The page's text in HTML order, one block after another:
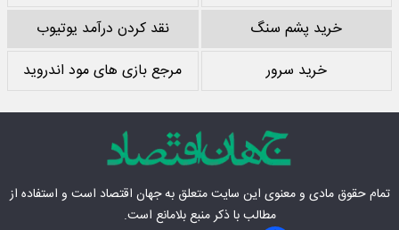
خرید پشم سنگ
نقد کردن درآمد یوتیوب
خرید سرور
مرجع بازی های مود اندروید
تمام حقوق مادی‌ و معنوی این سایت متعلق بهجهان اقتصاد است و استفاده از
مطالب با ذکر منبع بلامانع است.